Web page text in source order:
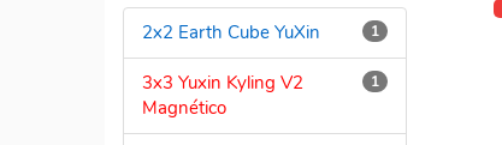
1
2x2 Earth Cube YuXin
1
3x3 Yuxin Kyling V2
Magnético